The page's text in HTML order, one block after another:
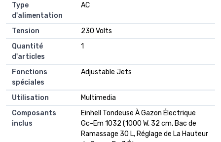
Type
d'alimentation
‎AC
Tension
‎230 Volts
Quantité
d'articles
‎1
Fonctions
spéciales
‎Adjustable Jets
Utilisation
‎Multimedia
Composants
inclus
‎Einhell Tondeuse À Gazon Électrique
Gc-Em 1032 (1000 W, 32 cm, Bac de
Ramassage 30 L, Réglage de La Hauteur